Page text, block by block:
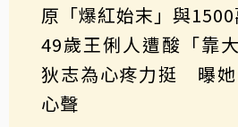
原「爆紅始末」與
49歲王俐人遭酸「靠
狄志為心疼力挺 曝她
心聲